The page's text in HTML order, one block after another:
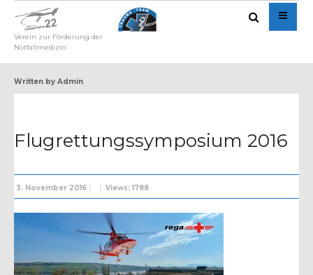
Verein zur Förderung der
Notfallmedizin
Written by Admin
Flugrettungssymposium 2016
3. November 2016 | | Views: 1788